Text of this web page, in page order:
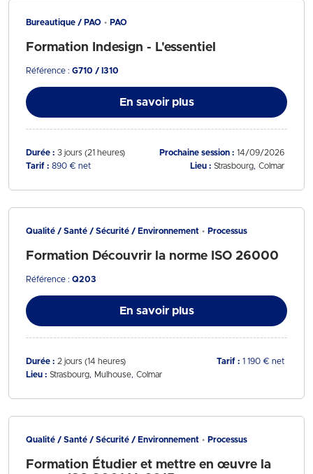
Bureautique / PAO PAO
Formation Indesign - L'essentiel
Référence : G710 / I310
En savoir plus
Durée : 3 jours (21 heures) Prochaine session : 14/09/2026
Tarif : 890 € net Lieu : Strasbourg Colmar
Qualité / Santé / Sécurité / Environnement Processus
Formation Découvrir la norme ISO 26000
Référence : Q203
En savoir plus
Durée : 2 jours (14 heures) Tarif : 1 190 € net
Lieu : Strasbourg Mulhouse Colmar
Qualité / Santé / Sécurité / Environnement Processus
Formation Étudier et mettre en œuvre la